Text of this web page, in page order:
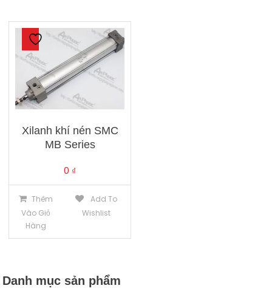
Xilanh khí nén SMC
MB Series
0 ₫
Thêm
Vào Giỏ
Hàng
Add To
Wishlist
Danh mục sản phẩm